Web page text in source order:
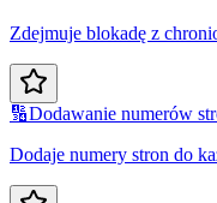
Zdejmuje blokadę z
🔢Dodawanie numerów
Dodaje numery stron do